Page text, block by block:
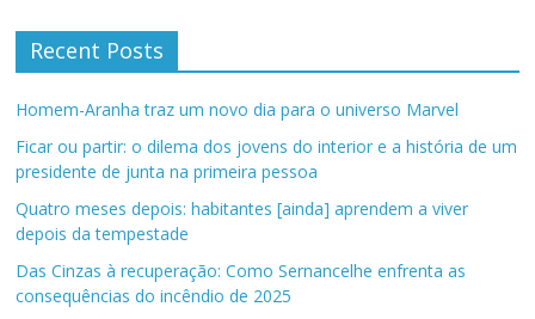
Recent Posts
Homem-Aranha traz um novo dia para o universo Marvel
Ficar ou partir: o dilema dos jovens do interior e a história de um
presidente de junta na primeira pessoa
Quatro meses depois: habitantes [ainda] aprendem a viver
depois da tempestade
Das Cinzas à recuperação: Como Sernancelhe enfrenta as
consequências do incêndio de 2025